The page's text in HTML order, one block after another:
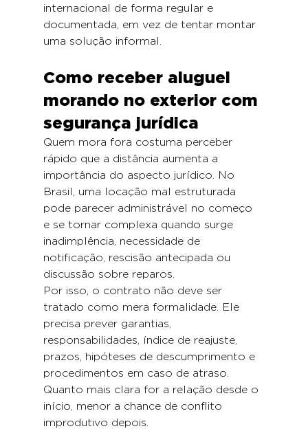
internacional de forma regular e
documentada, em vez de tentar montar
uma solução informal.
Como receber aluguel
morando no exterior com
segurança jurídica
Quem mora fora costuma perceber
rápido que a distância aumenta a
importância do aspecto jurídico. No
Brasil, uma locação mal estruturada
pode parecer administrável no começo
e se tornar complexa quando surge
inadimplência, necessidade de
notificação, rescisão antecipada ou
discussão sobre reparos.
Por isso, o contrato não deve ser
tratado como mera formalidade. Ele
precisa prever garantias,
responsabilidades, índice de reajuste,
prazos, hipóteses de descumprimento e
procedimentos em caso de atraso.
Quanto mais clara for a relação desde o
início, menor a chance de conflito
improdutivo depois.